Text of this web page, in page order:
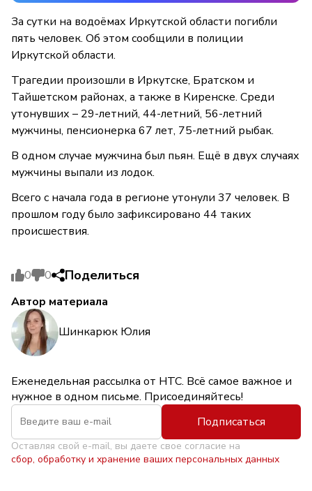
За сутки на водоёмах Иркутской области погибли
пять человек. Об этом сообщили в полиции
Иркутской области.
Трагедии произошли в Иркутске, Братском и
Тайшетском районах, а также в Киренске. Среди
утонувших – 29-летний, 44-летний, 56-летний
мужчины, пенсионерка 67 лет, 75-летний рыбак.
В одном случае мужчина был пьян. Ещё в двух случаях
мужчины выпали из лодок.
Всего с начала года в регионе утонули 37 человек. В
прошлом году было зафиксировано 44 таких
происшествия.
0 0 Поделиться
Автор материала
Шинкарюк Юлия
Еженедельная рассылка от НТС. Всё самое важное и
нужное в одном письме. Присоединяйтесь!
Подписаться
Оставляя свой e-mail, вы даете свое согласие на
сбор, обработку и хранение ваших персональных данных